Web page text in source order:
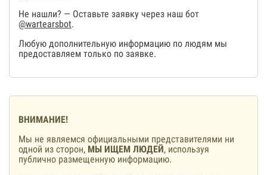
Не нашли? — Оставьте заявку через наш бот
@wartearsbot.
Любую дополнительную информацию по людям мы
предоставляем только по заявке.
ВНИМАНИЕ!
Мы не являемся официальными представителями ни
одной из сторон, МЫ ИЩЕМ ЛЮДЕЙ, используя
публично размещенную информацию.